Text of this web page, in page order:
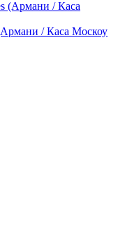
/ Каса Москоу